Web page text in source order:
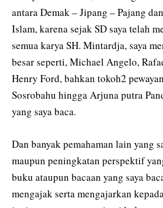
antara Demak – Jipang – Pajang
Islam, karena sejak SD saya telah
semua karya SH. Mintardja, saya
besar seperti, Michael Angelo,
Henry Ford, bahkan tokoh2
Sosrobahu hingga Arjuna putra
yang saya baca.
Dan banyak pemahaman lain yang
maupun peningkatan perspektif
buku ataupun bacaan yang saya
mengajak serta mengajarkan